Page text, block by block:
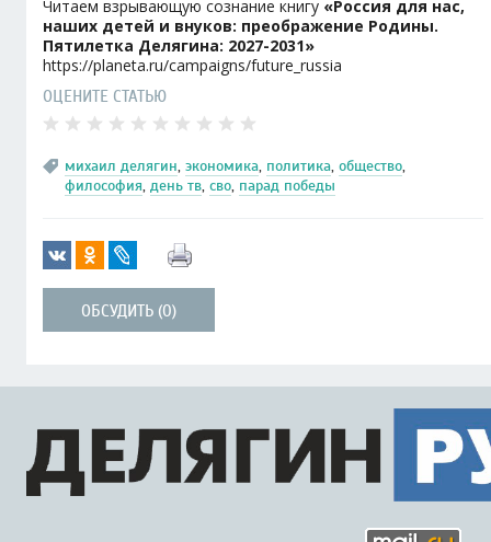
Читаем взрывающую сознание книгу «Россия для нас,
наших детей и внуков: преображение Родины.
Пятилетка Делягина: 2027-2031»
https://planeta.ru/campaigns/future_russia
ОЦЕНИТЕ СТАТЬЮ
михаил делягин, экономика, политика, общество,
философия, день тв, сво, парад победы
ОБСУДИТЬ (0)